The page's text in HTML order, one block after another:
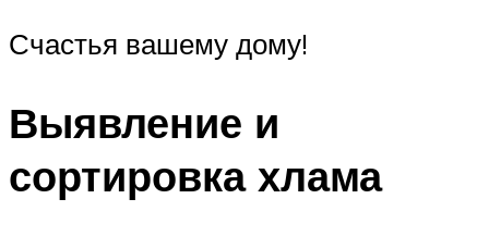
Счастья вашему дому!
Выявление и
сортировка хлама